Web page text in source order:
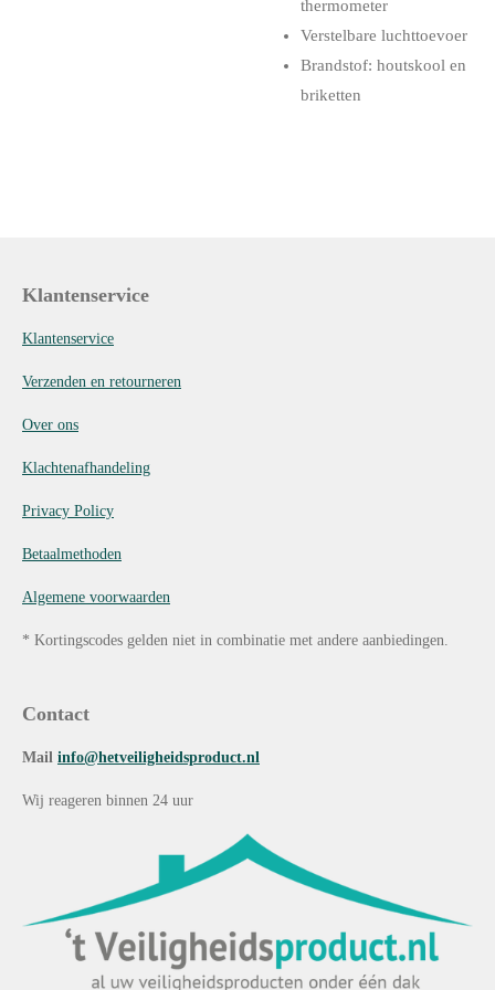
thermometer
Verstelbare luchttoevoer
Brandstof: houtskool en
briketten
Klantenservice
Klantenservice
Verzenden en retourneren
Over ons
Klachtenafhandeling
Privacy Policy
Betaalmethoden
Algemene voorwaarden
* Kortingscodes gelden niet in combinatie met andere aanbiedingen.
Contact
Mail info@hetveiligheidsproduct.nl
Wij reageren binnen 24 uur